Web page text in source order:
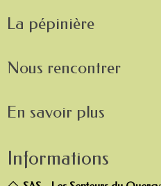
La pépinière
Nous rencontrer
En savoir plus
Informations